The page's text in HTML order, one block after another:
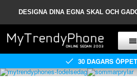
DESIGNA DINA EGNA SKAL OCH
30 DAGARS